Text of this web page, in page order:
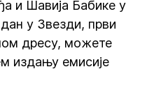
и Шавија Бабике у
у Звезди, први
дресу, можете
издању емисије